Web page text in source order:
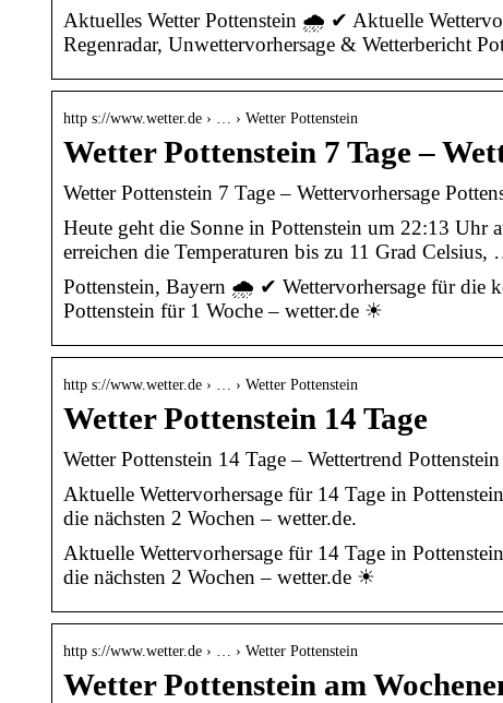
Aktuelles Wetter Pottenstein 🌧️ ✔ Aktuelle
Regenradar, Unwettervorhersage & Wetterbericht
http s://www.wetter.de › … › Wetter Pottenstein
Wetter Pottenstein 7 Tage –
Wetter Pottenstein 7 Tage – Wettervorhersage
Heute geht die Sonne in Pottenstein um 22:13 Uhr
erreichen die Temperaturen bis zu 11 Grad Celsius,
Pottenstein, Bayern 🌧️ ✔ Wettervorhersage für die
Pottenstein für 1 Woche – wetter.de ☀
http s://www.wetter.de › … › Wetter Pottenstein
Wetter Pottenstein 14 Tage
Wetter Pottenstein 14 Tage – Wettertrend
Aktuelle Wettervorhersage für 14 Tage in
die nächsten 2 Wochen – wetter.de.
Aktuelle Wettervorhersage für 14 Tage in
die nächsten 2 Wochen – wetter.de ☀
http s://www.wetter.de › … › Wetter Pottenstein
Wetter Pottenstein am